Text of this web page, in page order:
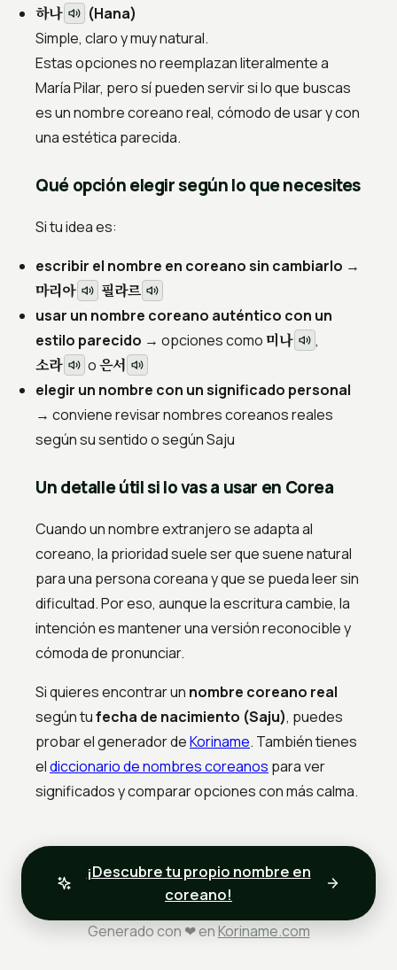
하나
(Hana)
Simple, claro y muy natural.
Estas opciones no reemplazan literalmente a
María Pilar, pero sí pueden servir si lo que buscas
es un nombre coreano real, cómodo de usar y con
una estética parecida.
Qué opción elegir según lo que necesites
Si tu idea es:
escribir el nombre en coreano sin cambiarlo →
마리아 필라르
usar un nombre coreano auténtico con un
estilo parecido → opciones como미나 ,
소라 o은서
elegir un nombre con un significado personal
→ conviene revisar nombres coreanos reales
según su sentido o según Saju
Un detalle útil si lo vas a usar en Corea
Cuando un nombre extranjero se adapta al
coreano, la prioridad suele ser que suene natural
para una persona coreana y que se pueda leer sin
dificultad. Por eso, aunque la escritura cambie, la
intención es mantener una versión reconocible y
cómoda de pronunciar.
Si quieres encontrar un nombre coreano real
según tufecha de nacimiento (Saju), puedes
probar el generador deKoriname. También tienes
eldiccionario de nombres coreanos para ver
significados y comparar opciones con más calma.
¡Descubre tu propio nombre en
coreano!
Generado con ❤ en Koriname.com